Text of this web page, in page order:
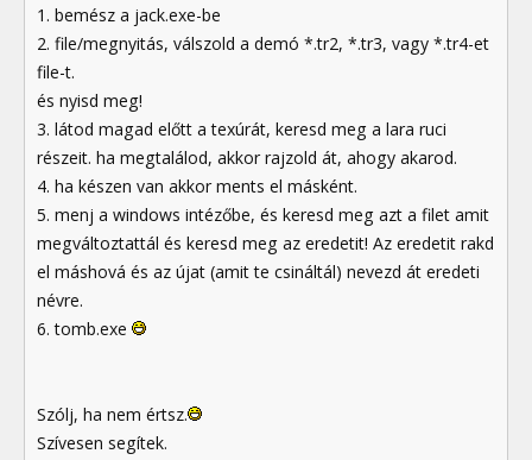
1. bemész a jack.exe-be
2. file/megnyitás, válszold a demó *.tr2, *.tr3, vagy *.tr4-et
file-t.
és nyisd meg!
3. látod magad előtt a texúrát, keresd meg a lara ruci
részeit. ha megtalálod, akkor rajzold át, ahogy akarod.
4. ha készen van akkor ments el másként.
5. menj a windows intézőbe, és keresd meg azt a filet amit
megváltoztattál és keresd meg az eredetit! Az eredetit rakd
el máshová és az újat (amit te csináltál) nevezd át eredeti
névre.
6. tomb.exe
Szólj, ha nem értsz.
Szívesen segítek.